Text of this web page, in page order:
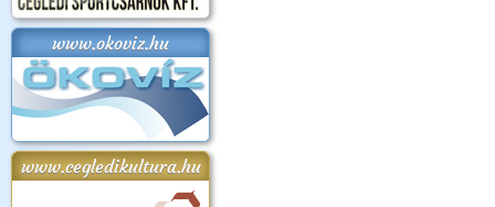
www.okoviz.hu
www.cegledikultura.hu